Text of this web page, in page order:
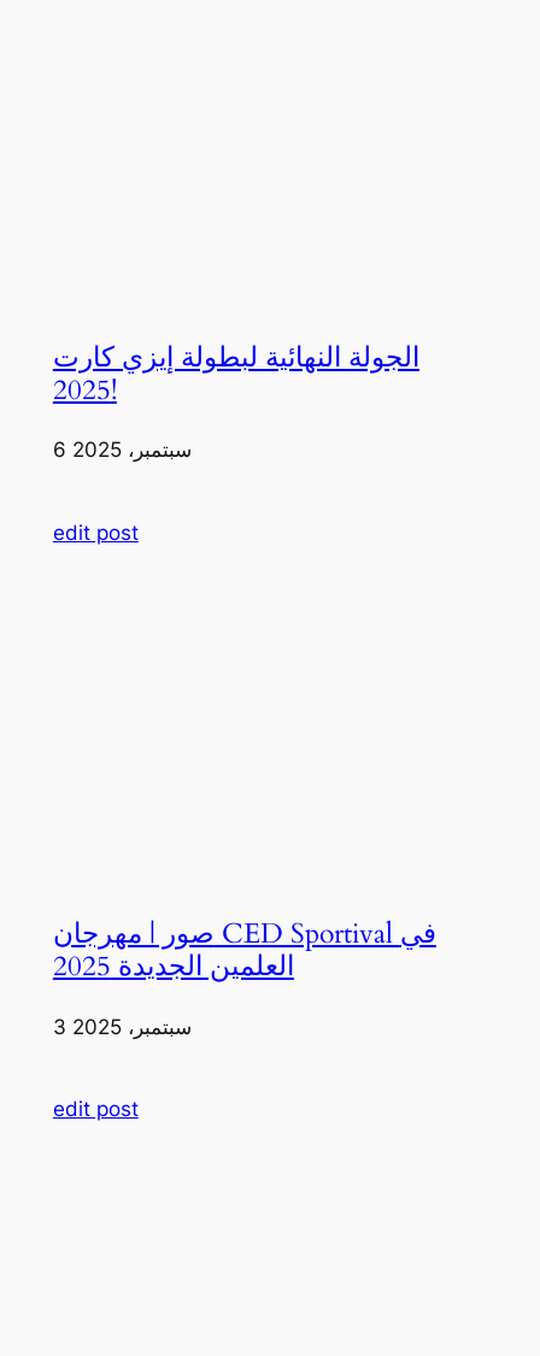
الجولة النهائية لبطولة إيزي كارت
2025!
6 سبتمبر، 2025
edit post
صور | مهرجان CED Sportival في
العلمين الجديدة 2025
3 سبتمبر، 2025
edit post